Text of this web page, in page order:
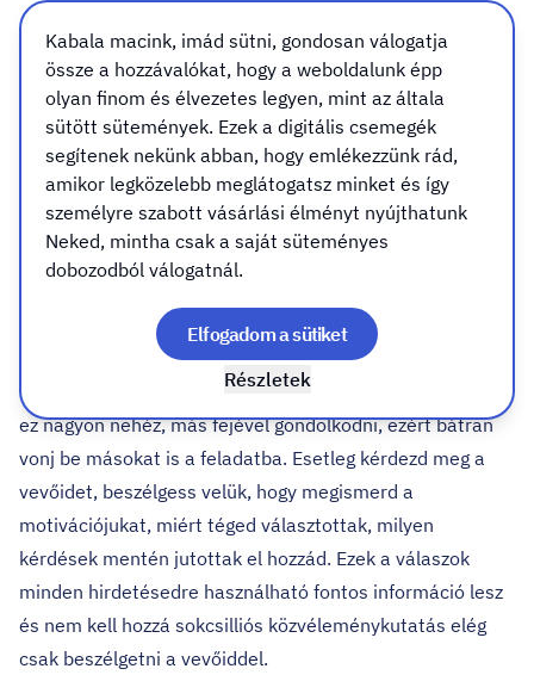
A plakát
legelső és legfontosabb szabály. Sok vállalkozó elköveti
azt a hibát, hogy a saját ízlése alapján dönt: „nekem ez
tetszik”, „én így csinálnám”.
Csakhogy a plakátod nem TE vagy – hanem a vevőd
számára írt üzenet.
Egy gyros büfének más vizuális nyelvet kell használnia,
mint egy ügyvédi irodának. Egy autókereskedés másképp
amelyik tükröt tart a nézőnek: róla szól, nem rólad. Ezért
mielőtt megterveznéd a posztert, tedd fel magadnak a
kérdést: ki fog ránézni? Mit érez? Mit akar hallani? Tudjuk
ez nagyon nehéz, más fejével gondolkodni, ezért bátran
vonj be másokat is a feladatba. Esetleg kérdezd meg a
vevőidet, beszélgess velük, hogy megismerd a
motivációjukat, miért téged választottak, milyen
kérdések mentén jutottak el hozzád. Ezek a válaszok
minden hirdetésedre használható fontos információ lesz
és nem kell hozzá sokcsilliós közvéleménykutatás elég
csak beszélgetni a vevőiddel.
Kabala macink, imád sütni, gondosan válogatja
össze a hozzávalókat, hogy a weboldalunk épp
olyan finom és élvezetes legyen, mint az általa
sütött sütemények. Ezek a digitális csemegék
segítenek nekünk abban, hogy emlékezzünk rád,
amikor legközelebb meglátogatsz minket és így
személyre szabott vásárlási élményt nyújthatunk
Neked, mintha csak a saját süteményes
dobozodból válogatnál.
Részletek
Elfogadom a sütiket